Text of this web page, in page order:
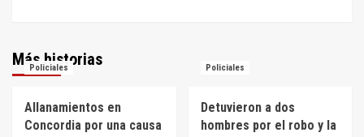
Más historias
Policiales
Allanamientos en
Concordia por una causa
Policiales
Detuvieron a dos
hombres por el robo y la